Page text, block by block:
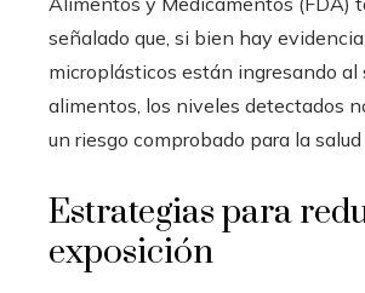
señalado que, si bien hay
microplásticos están ingresando al
alimentos, los niveles detectados
un riesgo comprobado para la salud
Estrategias para
exposición